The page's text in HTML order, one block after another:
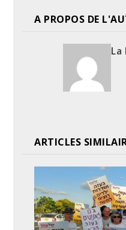
A PROPOS DE
ARTICLES